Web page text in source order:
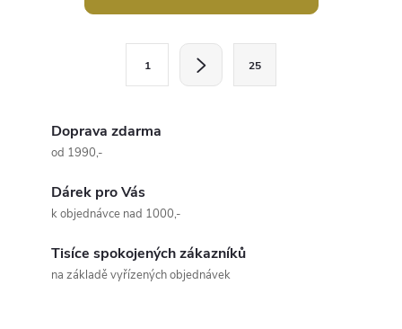
1 25
Doprava zdarma
od 1990,-
Dárek pro Vás
k objednávce nad 1000,-
Tisíce spokojených zákazníků
na základě vyřízených objednávek